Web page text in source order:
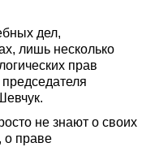
дел,
лишь несколько
прав
не знают о своих
о праве